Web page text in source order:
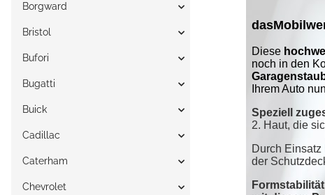
Borgward
Bristol
Bufori
Bugatti
Buick
Cadillac
Caterham
Chevrolet